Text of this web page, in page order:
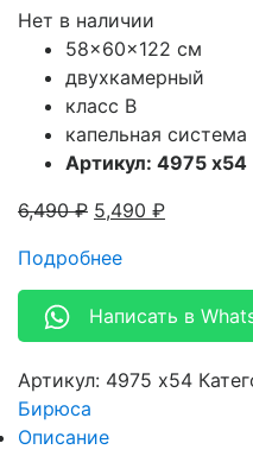
Нет в наличии
58x60x122 см
двухкамерный
класс В
капельная
Артикул: 4975 x54
6,490₽ 5,490 ₽
Подробнее
Написать в
Артикул: 4975 x54
Бирюса
Описание